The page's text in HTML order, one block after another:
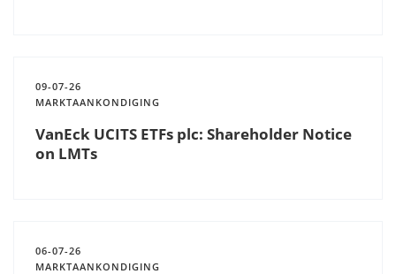
09-07-26
MARKTAANKONDIGING
VanEck UCITS ETFs plc: Shareholder Notice
on LMTs
06-07-26
MARKTAANKONDIGING